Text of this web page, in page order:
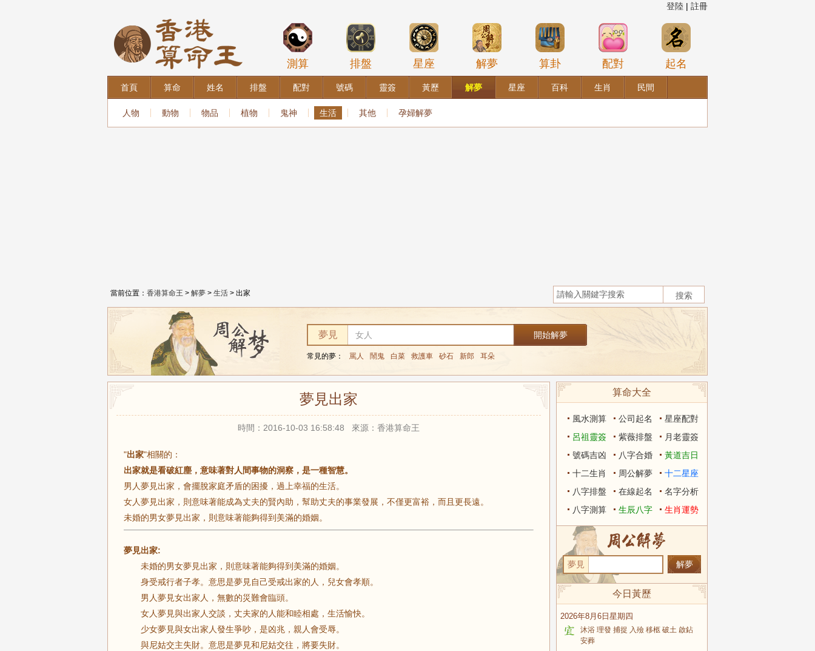
登陸 | 註冊
測算 排盤 星座 解夢 算卦 配對 起名
首頁 算命 姓名 排盤 配對 號碼 靈簽 黃歷 解夢 星座 百科 生肖 民間
人物 動物 物品 植物 鬼神 生活 其他 孕婦解夢
當前位置： 香港算命王 > 解夢 > 生活 > 出家
夢見
常見的夢： 罵人 鬧鬼 白菜 救護車 砂石 新郎 耳朵
夢見出家
時間：2016-10-03 16:58:48 來源：香港算命王
"出家"相關的：
出家就是看破紅塵，意味著對人間事物的洞察，是一種智慧。
男人夢見出家，會擺脫家庭矛盾的困擾，過上幸福的生活。
女人夢見出家，則意味著能成為丈夫的賢內助，幫助丈夫的事業發展，不僅更富裕，而且更長遠。
未婚的男女夢見出家，則意味著能夠得到美滿的婚姻。
夢見出家:
未婚的男女夢見出家，則意味著能夠得到美滿的婚姻。
身受戒行者子孝。意思是夢見自己受戒出家的人，兒女會孝順。
男人夢見女出家人，無數的災難會臨頭。
女人夢見與出家人交談，丈夫家的人能和睦相處，生活愉快。
少女夢見與女出家人發生爭吵，是凶兆，親人會受辱。
與尼姑交主失財。意思是夢見和尼姑交往，將要失財。
算命大全
風水測算 公司起名
星座配對
呂祖靈簽
紫薇排盤
月老靈簽
號碼吉凶
八字合婚
黃道吉日
十二生肖
周公解夢
十二星座
八字排盤
在線起名
名字分析
八字測算
生辰八字 生肖運勢
夢見
今日黃歷
2026年8月6日星期四
沐浴 理發 捕捉 入殮 移柩 破土 啟鉆
安葬